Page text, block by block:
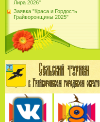
Лира 2026"
Заявка "Краса и Гордость
Грайворонщины 2025"